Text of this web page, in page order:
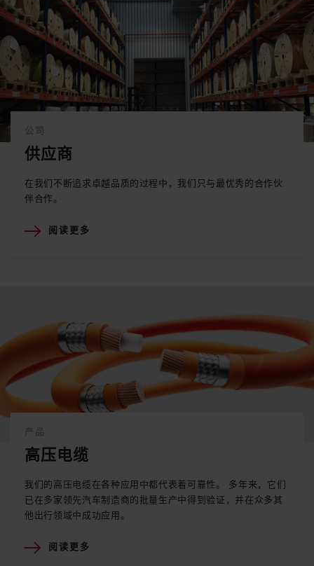
供应商
在我们不断追求卓越品质的过程中，我们只与最优秀的合作伙
伴合作。
阅读更多
高压电缆
我们的高压电缆在各种应用中都代表着可靠性。 多年来，它们
已在多家领先汽车制造商的批量生产中得到验证，并在众多其
他出行领域中成功应用。
阅读更多